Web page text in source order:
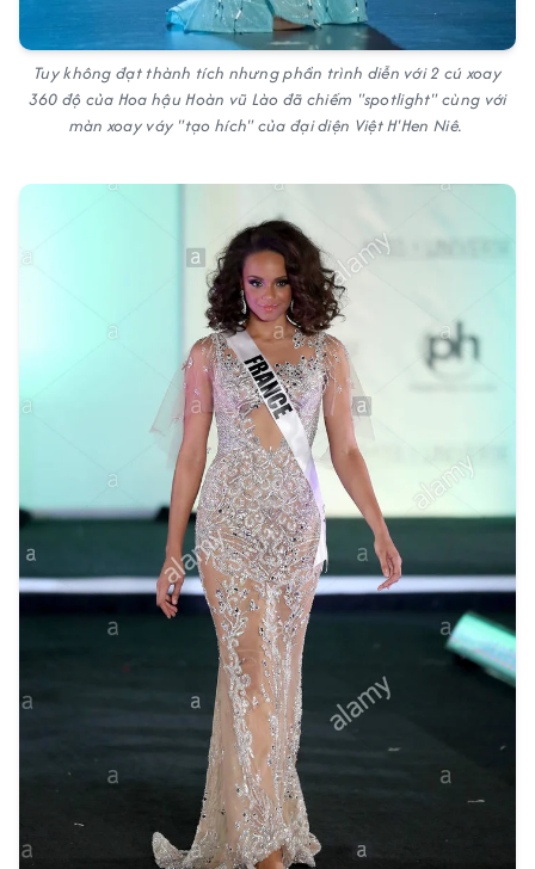
Tuy không đạt thành tích nhưng phần trình diễn với 2 cú xoay
360 độ của Hoa hậu Hoàn vũ Lào đã chiếm "spotlight" cùng với
màn xoay váy "tạo hích" của đại diện Việt H'Hen Niê.